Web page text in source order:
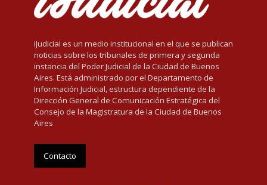
iJudicial es un medio institucional en el que se publican
noticias sobre los tribunales de primera y segunda
instancia del Poder Judicial de la Ciudad de Buenos
Aires. Está administrado por el Departamento de
Información Judicial, estructura dependiente de la
Dirección General de Comunicación Estratégica del
Consejo de la Magistratura de la Ciudad de Buenos
Aires
Contacto